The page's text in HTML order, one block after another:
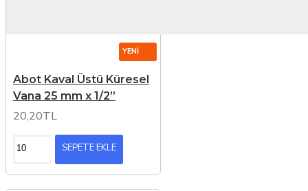
YENI
Abot Kaval Üstü Küresel
Vana 25 mm x 1/2”
20,20TL
SEPETE EKLE